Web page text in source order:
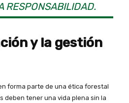
RESPONSABILIDAD.
y la gestión
forma parte de una ética forestal
deben tener una vida plena sin la